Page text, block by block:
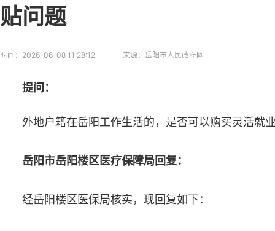
贴问题
时间： 2026-06-08 11:28:12 来源： 岳阳市人民政府网
提问：
外地户籍在岳阳工作生活的，是否可以购买灵活就
岳阳市岳阳楼区医疗保障局回复：
经岳阳楼区医保局核实，现回复如下：